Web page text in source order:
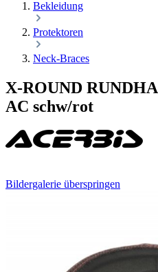
Bekleidung
Protektoren
Neck-Braces
X-ROUND
AC schw/rot
Bildergalerie überspringen